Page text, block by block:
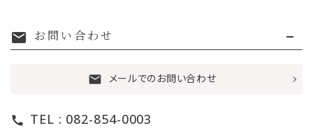
mail お問い合わせ
mail メールでのお問い合わせ
call TEL : 082-854-0003